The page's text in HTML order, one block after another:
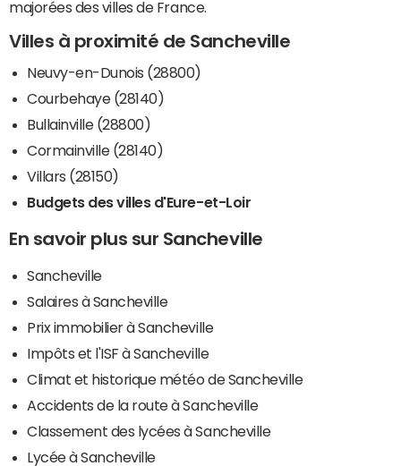
majorées des villes de France.
Villes à proximité de Sancheville
Neuvy-en-Dunois (28800)
Courbehaye (28140)
Bullainville (28800)
Cormainville (28140)
Villars (28150)
Budgets des villes d'Eure-et-Loir
En savoir plus sur Sancheville
Sancheville
Salaires à Sancheville
Prix immobilier à Sancheville
Impôts et l'ISF à Sancheville
Climat et historique météo de Sancheville
Accidents de la route à Sancheville
Classement des lycées à Sancheville
Lycée à Sancheville